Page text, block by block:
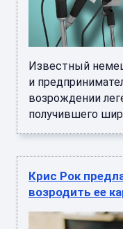
Известный
и
возрождении
получившего
Крис Рок
возродить ее